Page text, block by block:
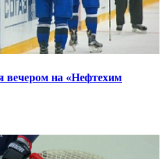
вечером на «Нефтехим